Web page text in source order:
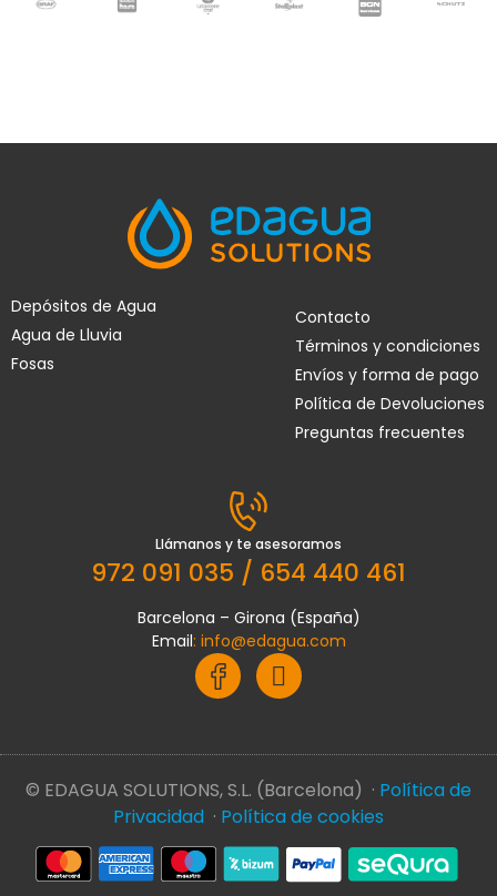
Depósitos de Agua
Agua de Lluvia
Fosas
Contacto
Términos y condiciones
Envíos y forma de pago
Política de Devoluciones
Preguntas frecuentes
Llámanos y te asesoramos
972 091 035 / 654 440 461
Barcelona – Girona (España)
Email: info@edagua.com
© EDAGUA SOLUTIONS, S.L. (Barcelona) · Política de
Privacidad · Política de cookies